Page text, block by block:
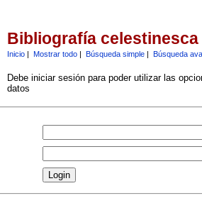
Bibliografía celestinesca
Inicio| Mostrar todo| Búsqueda simple| Búsqueda
Debe iniciar sesión para poder utilizar las
datos